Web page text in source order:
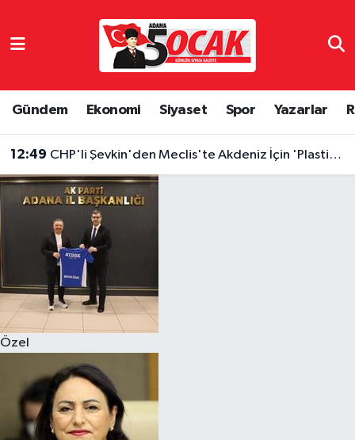
Gündem Ekonomi Siyaset Spor Yazarlar
12:49 CHP'li Şevkin'den Meclis'te Akdeniz İçin 'Plastik Kirliliği' İsyanı
Özel
Dünya
Eğitim
Ekonomi
Gündem
Magazin
Özel
Hava Durumu
Tüm Manşetler
Son Dakika Haberleri
Haber Arşivi